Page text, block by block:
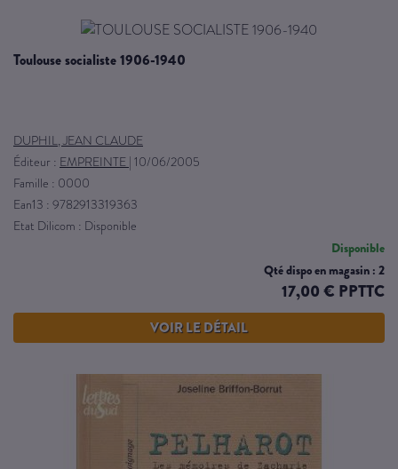
toulouse socialiste 1906-1940
DUPHIL, JEAN CLAUDE
Éditeur : EMPREINTE 10/06/2005
Famille : 0000
Ean13 : 9782913319363
Etat Dilicom : Disponible
Disponible
Qté dispo en magasin : 2
17,00 € PPTTC
VOIR LE DÉTAIL